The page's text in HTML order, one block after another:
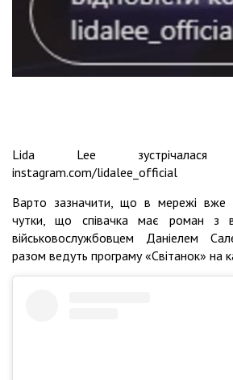
Lida Lee
instagram.com/lidalee_official
Варто зазначити, що в мережі вже
чутки, що співачка має роман з
військовослужбовцем Даніелем
разом ведуть програму «Світанок» на